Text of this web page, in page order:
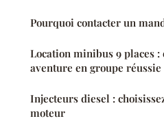
Pourquoi contacter un
Location minibus 9 places :
aventure en groupe réussie
Injecteurs diesel :
moteur